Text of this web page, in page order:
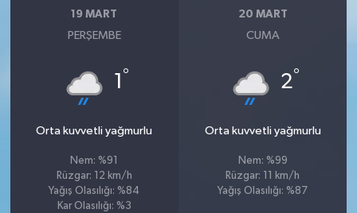
19 MART
PERŞEMBE
1 °
Orta kuvvetli yağmurlu
Nem: %91
Rüzgar: 12 km/h
Yağış Olasılığı: %84
Kar Olasılığı: %3
20 MART
CUMA
2°
Orta kuvvetli yağmurlu
Nem: %99
Rüzgar: 11 km/h
Yağış Olasılığı: %87